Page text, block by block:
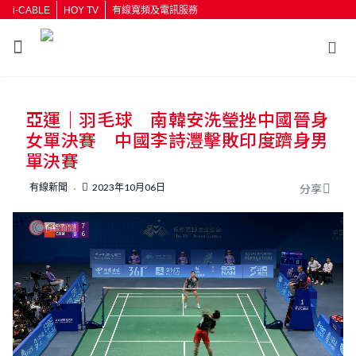
i-CABLE HOY TV 有線寬頻及電訊服務
亞運｜羽毛球 南韓安洗瑩挫中國晉身
女單決賽 中國李詩灃擊敗印度躋身男
單決賽
有線新聞 2023年10月06日 分享